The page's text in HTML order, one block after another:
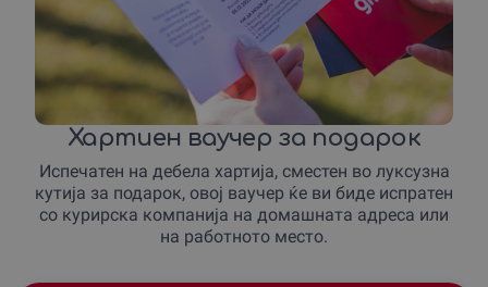
Хартиен ваучер за подарок
Испечатен на дебела хартија, сместен во луксузна
кутија за подарок, овој ваучер ќе ви биде испратен
со курирска компанија на домашната адреса или
на работното место.